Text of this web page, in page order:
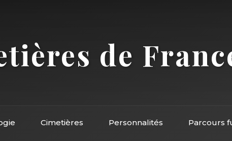
de
Cimetières Personnalités Parcours